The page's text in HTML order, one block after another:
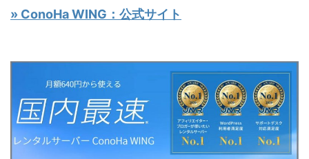
» ConoHa WING：公式サイト